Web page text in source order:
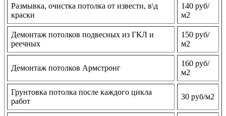
Размывка, очистка потолка от извести, в\д
краски
140 руб/
м2
Демонтаж потолков подвесных из ГКЛ и
реечных
150 руб/
м2
Демонтаж потолков Армстронг
160 руб/
м2
Грунтовка потолка после каждого цикла
работ
30 руб/м2